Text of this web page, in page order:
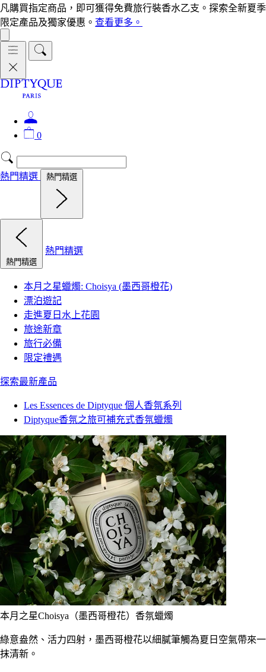
凡購買指定商品，即可獲得免費旅行裝香水乙支。探索全新夏季
限定產品及獨家優惠。 查看更多。
0
熱門精選 熱門精選
熱門精選
熱門精選
本月之星蠟燭: Choisya (墨西哥橙花)
漂泊遊記
走進夏日水上花園
旅途新章
旅行必備
限定禮遇
探索最新產品
Les Essences de Diptyque 個人香氛系列
Diptyque香氛之旅可補充式香氛蠟燭
本月之星Choisya（墨西哥橙花）香氛蠟燭
綠意盎然、活力四射，墨西哥橙花以細膩筆觸為夏日空氣帶來一
抹清新。